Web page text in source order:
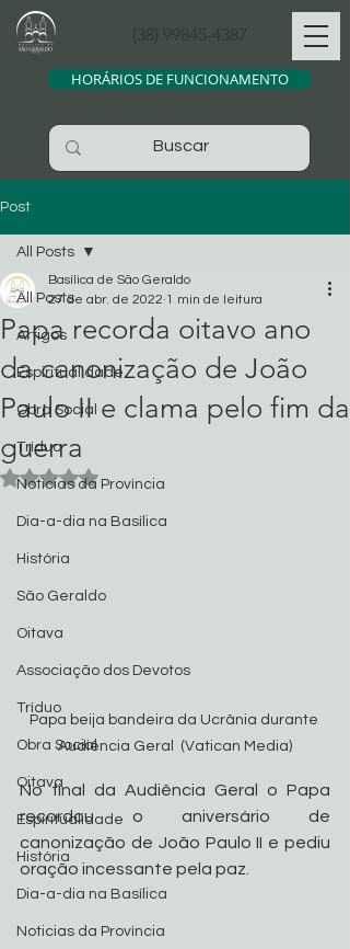
(38) 99845-4387
HORÁRIOS DE FUNCIONAMENTO
Post
All Posts
Artigos
Espiritualidade
Obra Social
Tríduo
Noticias da Província
Dia-a-dia na Basílica
História
São Geraldo
Oitava
Associação dos Devotos
Tríduo
Obra Social
Oitava
Espiritualidade
História
Dia-a-dia na Basílica
Noticias da Província
All Posts
Papa recorda oitavo ano
da canonização de João
Paulo II e clama pelo fim da
guerra
Basílica de São Geraldo
27 de abr. de 2022 1 min de leitura
Avaliado com NaN de 5 estrelas.
Papa beija bandeira da Ucrânia durante
Audiência Geral  (Vatican Media)
No final da Audiência Geral o Papa
recordou o aniversário de
canonização de João Paulo II e pediu
oração incessante pela paz.